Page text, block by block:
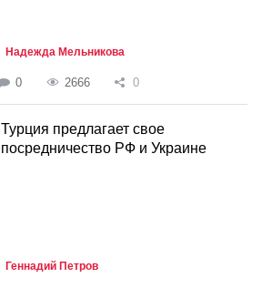
Надежда Мельникова
0 2666 0
Турция предлагает свое
посредничество РФ и Украине
Геннадий Петров